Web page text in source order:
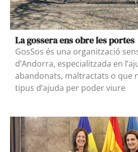
La gossera ens obre les portes
GosSos és una organització
d’Andorra, especialitzada en
abandonats, maltractats o que
tipus d’ajuda per poder viure